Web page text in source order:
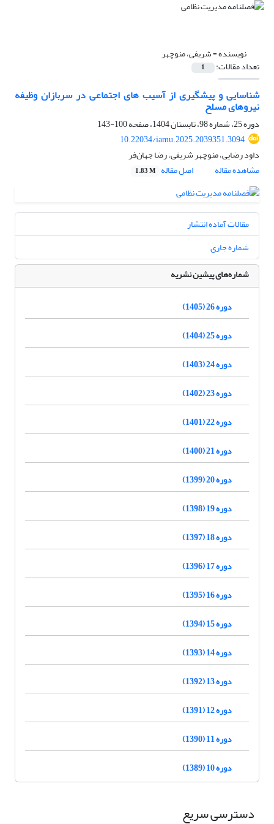
نویسنده =شریفی، منوچهر
تعداد مقالات: 1
شناسایی و پیشگیری از آسیب های اجتماعی در سربازان وظیفه
نیروهای مسلح
دوره 25، شماره 98، تابستان 1404، صفحه
100-143
10.22034/iamu.2025.2039351.3094
داود رضایی، منوچهر شریفی، رضا جهان‌فر
مشاهده مقاله
اصل مقاله 1.83 M
مقالات آماده انتشار
شماره جاری
شماره‌های پیشین نشریه
دوره 26 (1405)
دوره 25 (1404)
دوره 24 (1403)
دوره 23 (1402)
دوره 22 (1401)
دوره 21 (1400)
دوره 20 (1399)
دوره 19 (1398)
دوره 18 (1397)
دوره 17 (1396)
دوره 16 (1395)
دوره 15 (1394)
دوره 14 (1393)
دوره 13 (1392)
دوره 12 (1391)
دوره 11 (1390)
دوره 10 (1389)
دسترسی سریع